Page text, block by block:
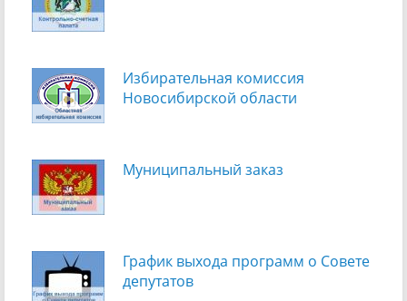
Избирательная комиссия
Новосибирской области
Муниципальный заказ
График выхода программ о Cовете
депутатов